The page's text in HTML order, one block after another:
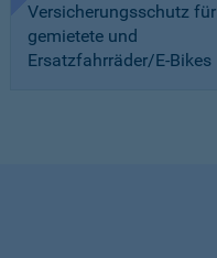
Versicherungsschutz für
gemietete und
Ersatzfahrräder/E-Bikes